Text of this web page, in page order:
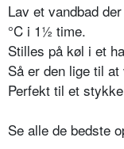
Lav et vandbad
°C i 1½ time.
Stilles på køl i et
Så er den lige til
Perfekt til et
Se alle de bedste